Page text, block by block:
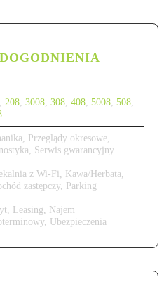
208 3008 308 408 5008 508
Przeglądy okresowe,
Serwis gwarancyjny
z Wi-Fi, Kawa/Herbata,
zastępczy, Parking
Leasing, Najem
Ubezpieczenia